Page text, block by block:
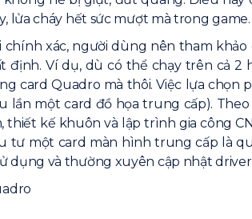
lửa cháy hết sức mượt mà trong game.
chính xác, người dùng nên tham
Ví dụ, dù có thể chạy trên cả
card Quadro mà thôi. Việc lựa
lần một card đồ họa trung cấp).
kế khuôn và lập trình gia công
tư một card màn hình trung cấp là
và thường xuyên cập nhật